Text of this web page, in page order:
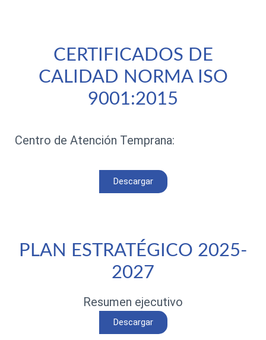
CERTIFICADOS DE
CALIDAD NORMA ISO
9001:2015
Centro de Atención Temprana:
Descargar
PLAN ESTRATÉGICO 2025-
2027
Resumen ejecutivo
Descargar